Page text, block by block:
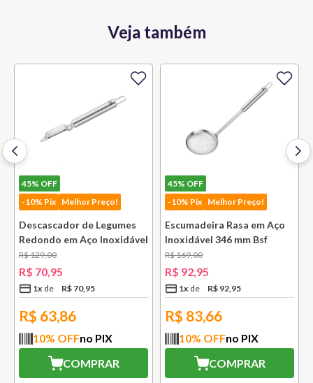
Veja também
45% OFF
-10% Pix Melhor Preço!
Descascador de Legumes
Redondo em Aço Inoxidável
131 mm Bsf
R$129,00
R$ 70,95
1x R$ 70,95
R$ 63,86
10% OFFno PIX
COMPRAR
45% OFF
-10% Pix Melhor Preço!
Escumadeira Rasa em Aço
Inoxidável 346 mm Bsf
R$169,00
R$ 92,95
1x R$ 92,95
R$ 83,66
10% OFFno PIX
COMPRAR